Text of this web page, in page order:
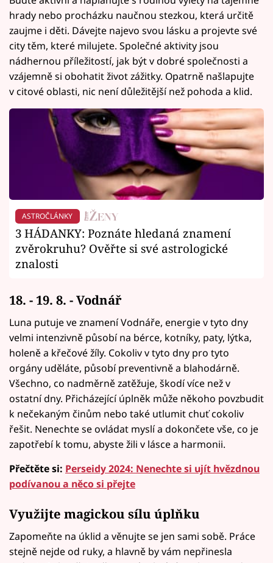
hrady nebo procházku naučnou stezkou, která určitě
zaujme i děti. Dávejte najevo svou lásku a projevte své
city těm, které milujete. Společné aktivity jsou
nádhernou příležitostí, jak být v dobré společnosti a
vzájemně si obohatit život zážitky. Opatrně našlapujte
v citové oblasti, nic není důležitější než pohoda a klid.
ASTROČLÁNKY
3 HÁDANKY: Poznáte hledaná znamení
zvěrokruhu? Ověřte si své astrologické
znalosti
18. - 19. 8. - Vodnář
Luna putuje ve znamení Vodnáře, energie v tyto dny
velmi intenzivně působí na bérce, kotníky, paty, lýtka,
holeně a křečové žíly. Cokoliv v tyto dny pro tyto
orgány uděláte, působí preventivně a blahodárně.
Všechno, co nadměrně zatěžuje, škodí více než v
ostatní dny. Přicházející úplněk může někoho povzbudit
k nečekaným činům nebo také utlumit chuť cokoliv
řešit. Nenechte se ovládat myslí a dokončete vše, co je
zapotřebí k tomu, abyste žili v lásce a harmonii.
Přečtěte si: Perseidy 2024: Nenechte si ujít hvězdnou
podívanou a něco si přejte
Využijte magickou sílu úplňku
Zapomeňte na úklid a věnujte se jen sami sobě. Práce
stejně nejde od ruky, a hlavně by vám nepřinesla